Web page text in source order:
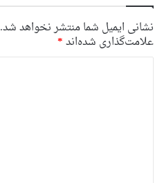
نشانی ایمیل شما منتشر نخواهد شد.
علامت‌گذاری شده‌اند*